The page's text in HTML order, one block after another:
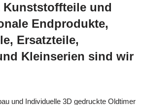
Kunststoffteile und
Endprodukte,
Ersatzteile,
Kleinserien sind wir
und Individuelle 3D gedruckte Oldtimer